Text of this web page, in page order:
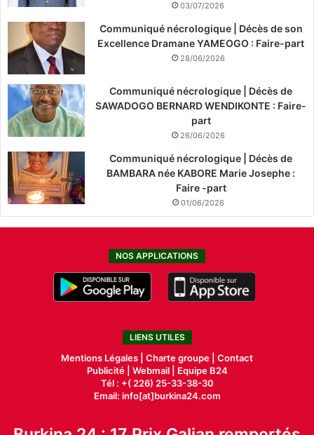
03/07/2026
Communiqué nécrologique | Décès de son
Excellence Dramane YAMEOGO : Faire-part
28/06/2026
Communiqué nécrologique | Décès de
SAWADOGO BERNARD WENDIKONTE : Faire-
part
26/06/2026
Communiqué nécrologique | Décès de
BAMBARA née KABORE Marie Josephe :
Faire -part
01/06/2026
NOS APPLICATIONS
LIENS UTILES
Mentions Légales | Charte groupe | Contact
Publicité| Webmail |
Equipe B24
Tél : +( 226) 25-33-38-30
Email: info[at]burkina24.com